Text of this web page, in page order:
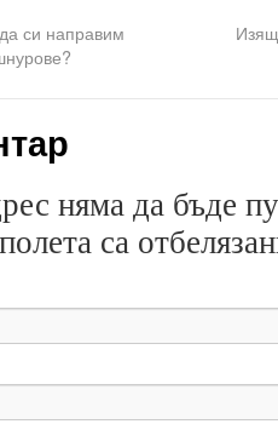
си направим
няма да бъде
са